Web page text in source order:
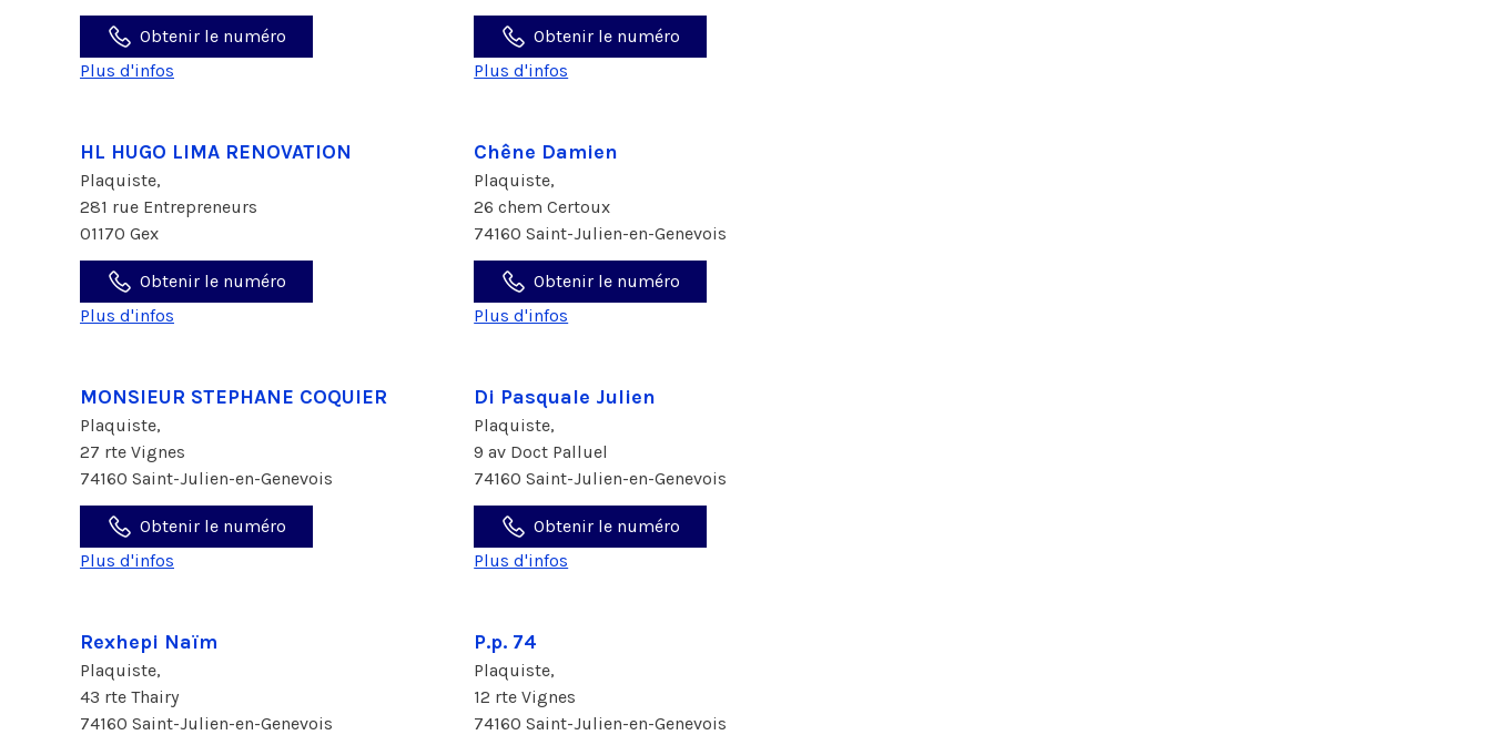
Obtenir le numéro
Plus d'infos
Obtenir le numéro
Plus d'infos
HL HUGO LIMA RENOVATION
Plaquiste,
281 rue Entrepreneurs
01170 Gex
Obtenir le numéro
Plus d'infos
Chêne Damien
Plaquiste,
26 chem Certoux
74160 Saint-Julien-en-Genevois
Obtenir le numéro
Plus d'infos
MONSIEUR STEPHANE COQUIER
Plaquiste,
27 rte Vignes
74160 Saint-Julien-en-Genevois
Obtenir le numéro
Plus d'infos
Di Pasquale Julien
Plaquiste,
9 av Doct Palluel
74160 Saint-Julien-en-Genevois
Obtenir le numéro
Plus d'infos
Rexhepi Naïm
Plaquiste,
43 rte Thairy
74160 Saint-Julien-en-Genevois
P.p. 74
Plaquiste,
12 rte Vignes
74160 Saint-Julien-en-Genevois